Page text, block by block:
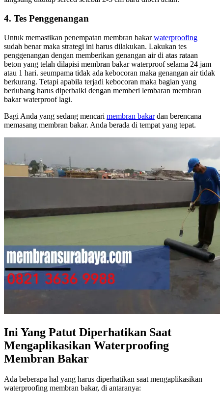
4. Tes Penggenangan
Untuk memastikan penempatan membran bakarwaterproofing
sudah benar maka strategi ini harus dilakukan. Lakukan tes
penggenangan dengan memberikan genangan air di atas rataan
beton yang telah dilapisi membran bakar waterproof selama 24 jam
atau 1 hari. seumpama tidak ada kebocoran maka genangan air tidak
berkurang. Tetapi apabila terjadi kebocoran maka bagian yang
berlubang harus diperbaiki dengan memberi lembaran membran
bakar waterproof lagi.
Bagi Anda yang sedang mencari membran bakardan berencana
memasang membran bakar. Anda berada di tempat yang tepat.
Ini Yang Patut Diperhatikan Saat
Mengaplikasikan Waterproofing
Membran Bakar
Ada beberapa hal yang harus diperhatikan saat mengaplikasikan
waterproofing membran bakar, di antaranya: